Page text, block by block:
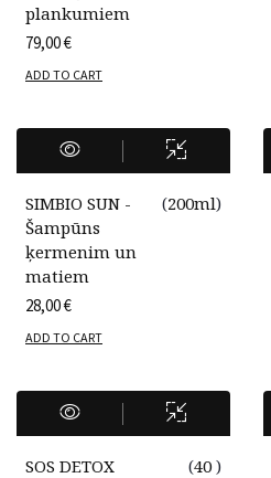
plankumiem
79,00€
ADD TO CART
SIMBIO SUN -
Šampūns
ķermenim un
matiem
(200ml)
28,00€
ADD TO CART
SOS DETOX
(40 )